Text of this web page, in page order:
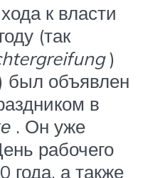
к власти
(так
)
был объявлен
в
. Он уже
рабочего
года, а также